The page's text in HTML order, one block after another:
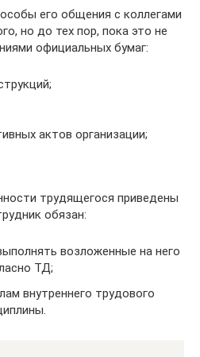
его общения с коллегами
но до тех пор, пока это не
официальных бумаг:
актов организации;
трудящегося приведены
обязан:
возложенные на него
ТД;
внутреннего трудового